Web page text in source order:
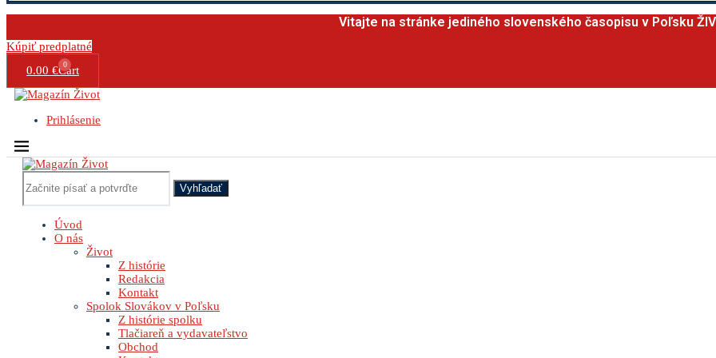
Vitajte na stránke jediného slovenského časopisu v Poľsku
Kúpiť predplatné
0.00 € 0
Cart
Prihlásenie
Vyhľadať
Úvod
O nás
Život
Z histórie
Redakcia
Kontakt
Spolok Slovákov v Poľsku
Z histórie spolku
Tlačiareň a vydavateľstvo
Obchod